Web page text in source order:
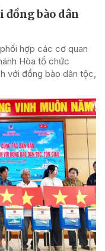
đồng bào dân
hợp các cơ quan
Hòa tổ chức
với đồng bào dân tộc,